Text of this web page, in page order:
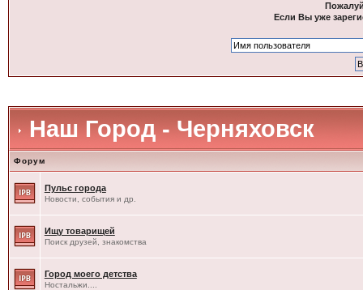
Если Вы уже
Наш Город - Черняховск
Форум
Пульс города
Новости, события и др.
Ищу товарищей
Поиск друзей, знакомства
Город моего детства
Ностальжи....